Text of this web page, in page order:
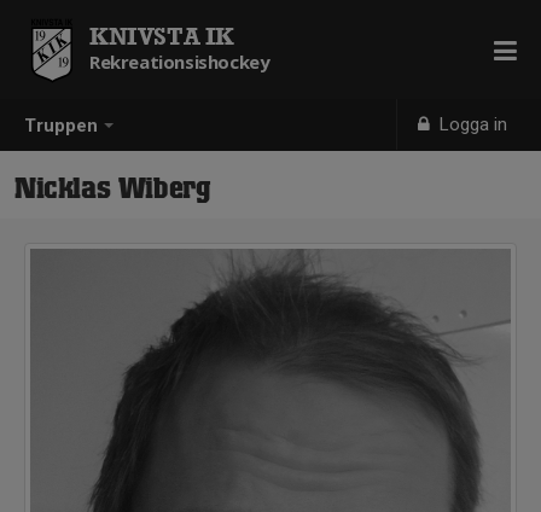
Truppen Logga in
KNIVSTA IK
Rekreationsishockey
Nicklas Wiberg